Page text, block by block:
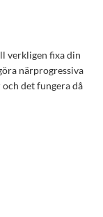
verkligen fixa din
närprogressiva
det fungera då